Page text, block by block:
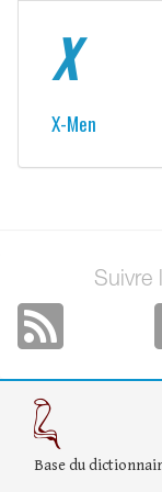
X
X-Men
Suivre
Base du